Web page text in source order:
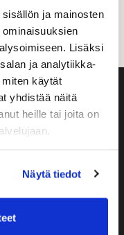
ja mainosten
Lisäksi
ja analytiikka-
käytät
yhdistää näitä
heille tai joita on
Näytä tiedot
Päntäne